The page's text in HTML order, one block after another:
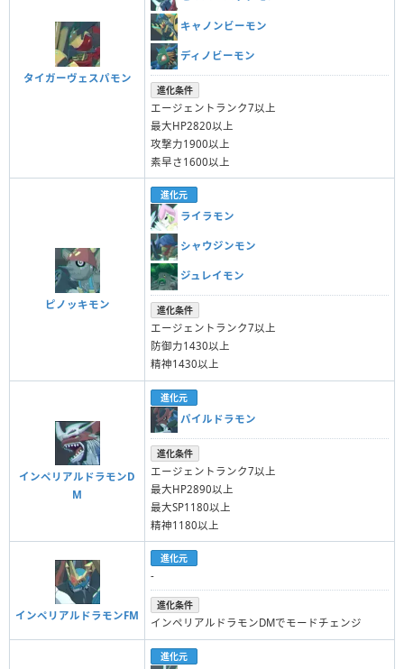
タイガーヴェスパモン
キャノンビーモン
ディノビーモン
進化条件
エージェントランク7以上
最大HP2820以上
攻撃力1900以上
素早さ1600以上
ピノッキモン
進化元
ライラモン
シャウジンモン
ジュレイモン
進化条件
エージェントランク7以上
防御力1430以上
精神1430以上
インペリアルドラモンD
M
進化元
パイルドラモン
進化条件
エージェントランク7以上
最大HP2890以上
最大SP1180以上
精神1180以上
インペリアルドラモンFM
進化元
-
進化条件
インペリアルドラモンDMでモードチェンジ
進化元